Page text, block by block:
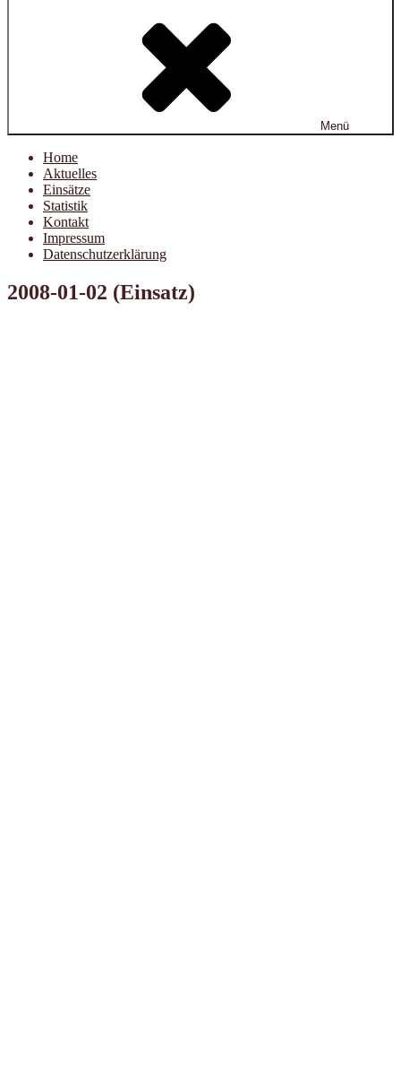
Menü
Home
Aktuelles
Einsätze
Statistik
Kontakt
Impressum
Datenschutzerklärung
2008-01-02 (Einsatz)